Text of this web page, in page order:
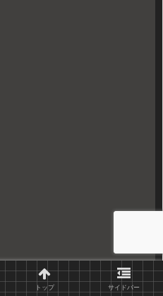
トップ サイドバー